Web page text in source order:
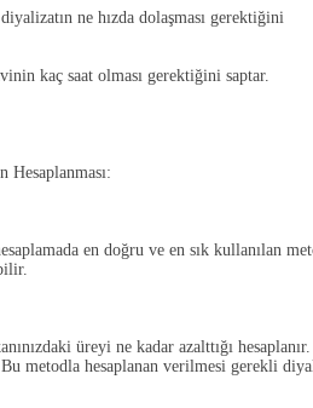
ne hızda dolaşması gerektiğini
kaç saat olması gerektiğini saptar.
en doğru ve en sık kullanılan
üreyi ne kadar azalttığı
metodla hesaplanan verilmesi gerekli